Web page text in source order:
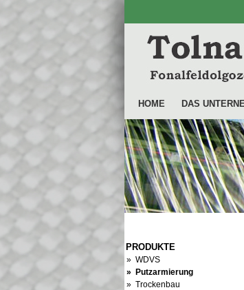
HOME DAS
PRODUKTE
» WDVS
» Putzarmierung
» Trockenbau